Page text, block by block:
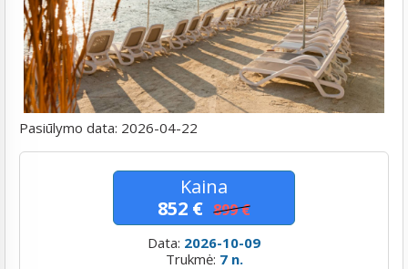
Pasiūlymo data: 2026-04-22
Kaina
852 € 899 €
Data: 2026-10-09
Trukmė: 7 n.